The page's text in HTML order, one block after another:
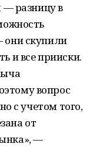
— разницу в
они скупили
и все прииски.
вопрос
с учетом того,
от
—